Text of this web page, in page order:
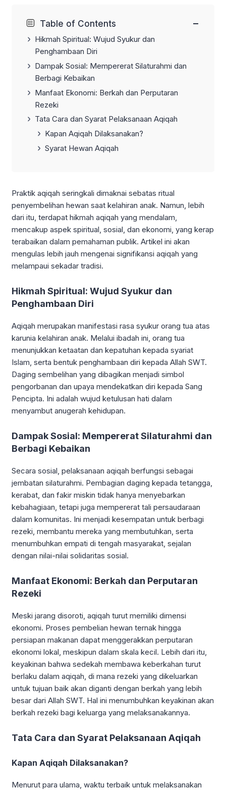
Table of Contents −
Hikmah Spiritual: Wujud Syukur dan
Penghambaan Diri
Dampak Sosial: Mempererat Silaturahmi dan
Berbagi Kebaikan
Manfaat Ekonomi: Berkah dan Perputaran
Rezeki
Tata Cara dan Syarat Pelaksanaan Aqiqah
Kapan Aqiqah Dilaksanakan?
Syarat Hewan Aqiqah
Praktik aqiqah seringkali dimaknai sebatas ritual
penyembelihan hewan saat kelahiran anak. Namun, lebih
dari itu, terdapat hikmah aqiqah yang mendalam,
mencakup aspek spiritual, sosial, dan ekonomi, yang kerap
terabaikan dalam pemahaman publik. Artikel ini akan
mengulas lebih jauh mengenai signifikansi aqiqah yang
melampaui sekadar tradisi.
Hikmah Spiritual: Wujud Syukur dan
Penghambaan Diri
Aqiqah merupakan manifestasi rasa syukur orang tua atas
karunia kelahiran anak. Melalui ibadah ini, orang tua
menunjukkan ketaatan dan kepatuhan kepada syariat
Islam, serta bentuk penghambaan diri kepada Allah SWT.
Daging sembelihan yang dibagikan menjadi simbol
pengorbanan dan upaya mendekatkan diri kepada Sang
Pencipta. Ini adalah wujud ketulusan hati dalam
menyambut anugerah kehidupan.
Dampak Sosial: Mempererat Silaturahmi dan
Berbagi Kebaikan
Secara sosial, pelaksanaan aqiqah berfungsi sebagai
jembatan silaturahmi. Pembagian daging kepada tetangga,
kerabat, dan fakir miskin tidak hanya menyebarkan
kebahagiaan, tetapi juga mempererat tali persaudaraan
dalam komunitas. Ini menjadi kesempatan untuk berbagi
rezeki, membantu mereka yang membutuhkan, serta
menumbuhkan empati di tengah masyarakat, sejalan
dengan nilai-nilai solidaritas sosial.
Manfaat Ekonomi: Berkah dan Perputaran
Rezeki
Meski jarang disoroti, aqiqah turut memiliki dimensi
ekonomi. Proses pembelian hewan ternak hingga
persiapan makanan dapat menggerakkan perputaran
ekonomi lokal, meskipun dalam skala kecil. Lebih dari itu,
keyakinan bahwa sedekah membawa keberkahan turut
berlaku dalam aqiqah, di mana rezeki yang dikeluarkan
untuk tujuan baik akan diganti dengan berkah yang lebih
besar dari Allah SWT. Hal ini menumbuhkan keyakinan akan
berkah rezeki bagi keluarga yang melaksanakannya.
Tata Cara dan Syarat Pelaksanaan Aqiqah
Kapan Aqiqah Dilaksanakan?
Menurut para ulama, waktu terbaik untuk melaksanakan